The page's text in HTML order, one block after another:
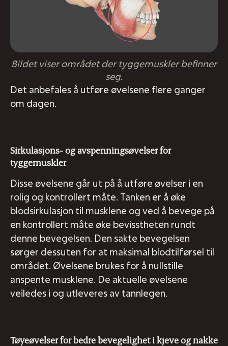
Bildet viser området der tyggemuskler befinner
seg.
Det anbefales å utføre øvelsene flere ganger
om dagen.
Sirkulasjons- og avspenningsøvelser for
tyggemuskler
Disse øvelsene går ut på å utføre øvelser i en
rolig og kontrollert måte. Tanken er å øke
blodsirkulasjon til musklene og ved å bevege på
en kontrollert måte øke bevisstheten rundt
denne bevegelsen. Den sakte bevegelsen
sørger dessuten for at maksimal blodtilførsel til
området. Øvelsene brukes for å nullstille
anspente musklene. De aktuelle øvelsene
veiledes i og utleveres av tannlegen.
Tøyeøvelser for bedre bevegelighet i kjeve og nakke